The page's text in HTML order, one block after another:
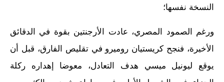
النسخة نفسها؛
ورغم الصمود المصري، عادت الأرجنتين بقوة في الدقائق
الأخيرة، فنجح كريستيان روميرو في تقليص الفارق، قبل أن
يوقع ليونيل ميسي هدف التعادل، معوضا إهداره ركلة